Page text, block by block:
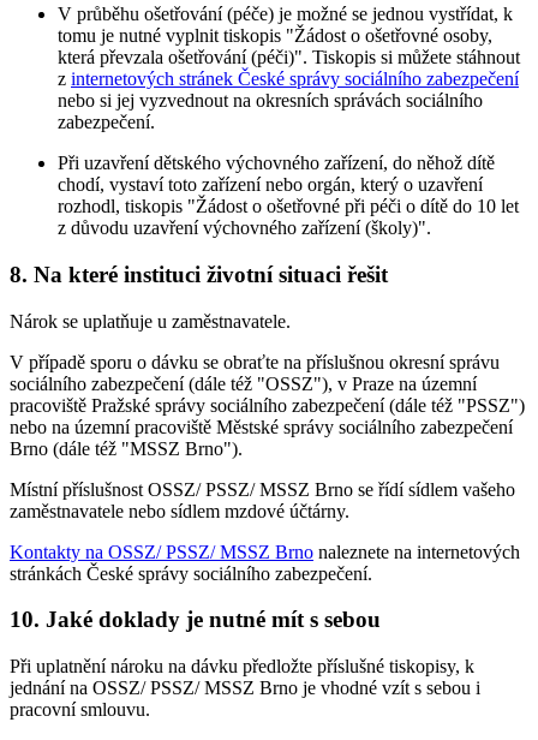
V průběhu ošetřování (péče) je možné se jednou vystřídat, k
tomu je nutné vyplnit tiskopis "Žádost o ošetřovné osoby,
která převzala ošetřování (péči)". Tiskopis si můžete stáhnout
z internetových stránek České správy sociálního zabezpečení
nebo si jej vyzvednout na okresních správách sociálního
zabezpečení.
Při uzavření dětského výchovného zařízení, do něhož dítě
chodí, vystaví toto zařízení nebo orgán, který o uzavření
rozhodl, tiskopis "Žádost o ošetřovné při péči o dítě do 10 let
z důvodu uzavření výchovného zařízení (školy)".
8. Na které instituci životní situaci řešit
Nárok se uplatňuje u zaměstnavatele.
V případě sporu o dávku se obraťte na příslušnou okresní správu
sociálního zabezpečení (dále též "OSSZ"), v Praze na územní
pracoviště Pražské správy sociálního zabezpečení (dále též "PSSZ")
nebo na územní pracoviště Městské správy sociálního zabezpečení
Brno (dále též "MSSZ Brno").
Místní příslušnost OSSZ/ PSSZ/ MSSZ Brno se řídí sídlem vašeho
zaměstnavatele nebo sídlem mzdové účtárny.
Kontakty na OSSZ/ PSSZ/ MSSZ Brno naleznete na internetových
stránkách České správy sociálního zabezpečení.
10. Jaké doklady je nutné mít s sebou
Při uplatnění nároku na dávku předložte příslušné tiskopisy, k
jednání na OSSZ/ PSSZ/ MSSZ Brno je vhodné vzít s sebou i
pracovní smlouvu.